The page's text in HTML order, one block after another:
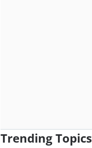
Trending Topics